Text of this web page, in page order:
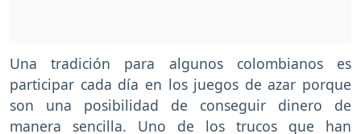
Una tradición para algunos colombianos es
participar cada día en los juegos de azar porque
son una posibilidad de conseguir dinero de
manera sencilla. Uno de los trucos que han